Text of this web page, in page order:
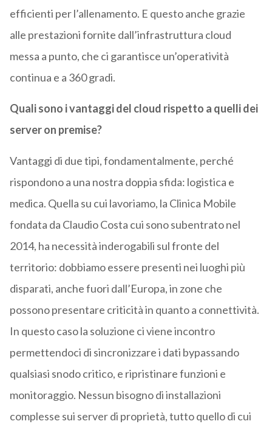
efficienti per l’allenamento. E questo anche grazie
alle prestazioni fornite dall’infrastruttura cloud
messa a punto, che ci garantisce un’operatività
continua e a 360 gradi.
Quali sono i vantaggi del cloud rispetto a quelli dei
server on premise?
Vantaggi di due tipi, fondamentalmente, perché
rispondono a una nostra doppia sfida: logistica e
medica. Quella su cui lavoriamo, la Clinica Mobile
fondata da Claudio Costa cui sono subentrato nel
2014, ha necessità inderogabili sul fronte del
territorio: dobbiamo essere presenti nei luoghi più
disparati, anche fuori dall’Europa, in zone che
possono presentare criticità in quanto a connettività.
In questo caso la soluzione ci viene incontro
permettendoci di sincronizzare i dati bypassando
qualsiasi snodo critico, e ripristinare funzioni e
monitoraggio. Nessun bisogno di installazioni
complesse sui server di proprietà, tutto quello di cui